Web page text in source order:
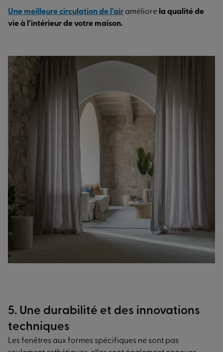
Une meilleure circulation de l’air améliore la qualité de
vie à l’intérieur de votre maison.
5. Une durabilité et des innovations
techniques
Les fenêtres aux formes spécifiques ne sont pas